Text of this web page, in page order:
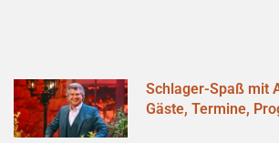
Schlager-Spaß mit
Gäste, Termine,